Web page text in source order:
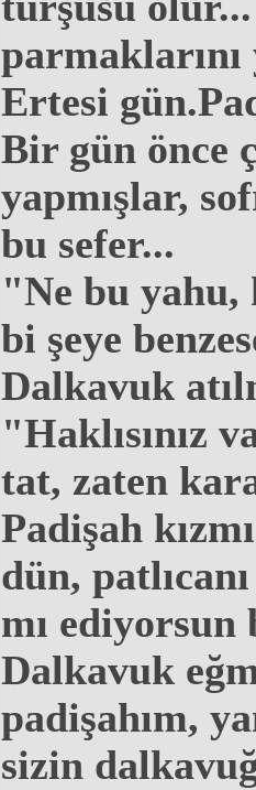
Ertesi gün.
Bir gün önce
yapmışlar,
bu sefer...
"Ne bu yahu,
bi şeye
Dalkavuk
"Haklısınız
tat, zaten
Padişah
dün,
mı ediyorsun
Dalkavuk
padişahım,
sizin